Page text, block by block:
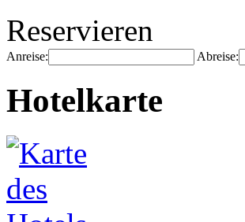
Reservieren
Anreise: Abreise:
Hotelkarte